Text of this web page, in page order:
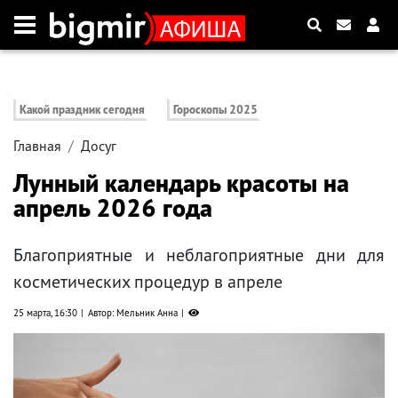
Какой праздник сегодня Гороскопы 2025
Главная Досуг
Лунный календарь красоты на
апрель 2026 года
Благоприятные и неблагоприятные дни для
косметических процедур в апреле
25 марта, 16:30 Автор: Мельник Анна